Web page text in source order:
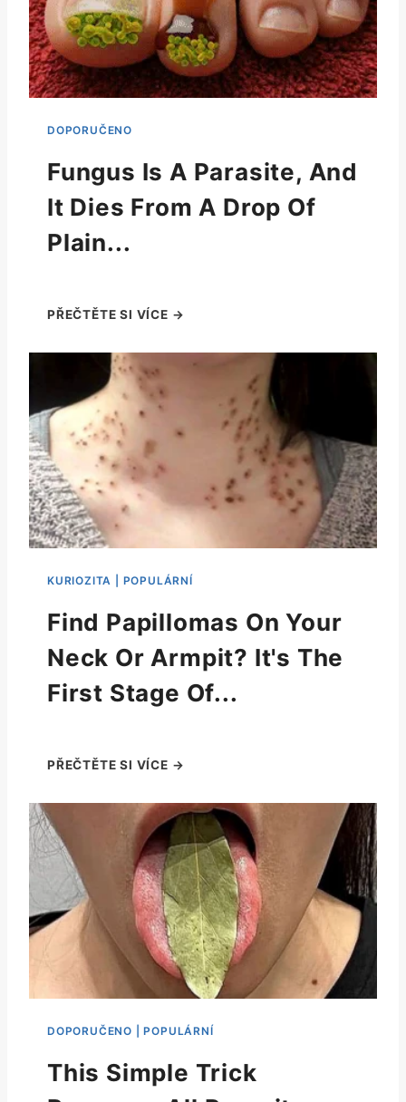
Fungus Is A Parasite, And
It Dies From A Drop Of
Plain...
Find Papillomas On Your
Neck Or Armpit? It's The
First Stage Of...
This Simple Trick